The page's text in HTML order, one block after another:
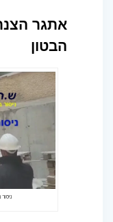
אתגר
הבטון